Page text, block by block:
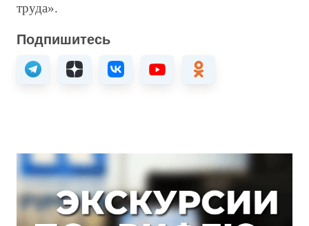
труда».
Подпишитесь